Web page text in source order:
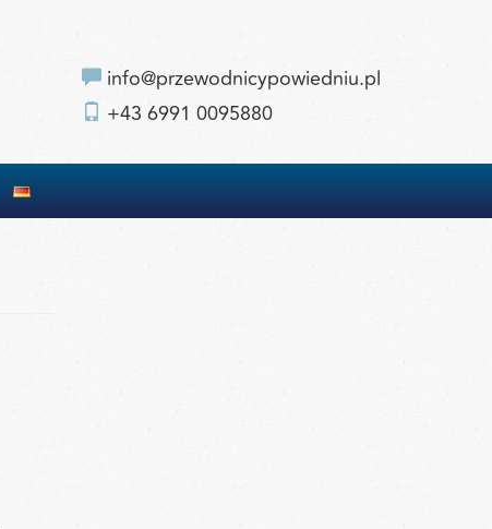
info@przewodnicypowiedniu.pl
+43 6991 0095880